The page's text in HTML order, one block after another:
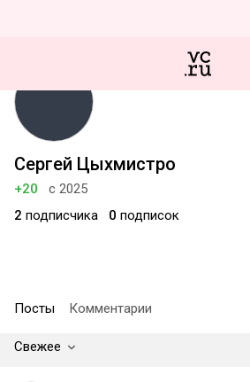
Сергей Цыхмистро
+20
с 2025
2 подписчика 0 подписок
Посты Комментарии
Свежее